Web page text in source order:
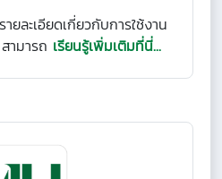
ละเอียดเกี่ยวกับการใช้งาน
ามารถ เรียนรู้เพิ่มเติมที่นี่...